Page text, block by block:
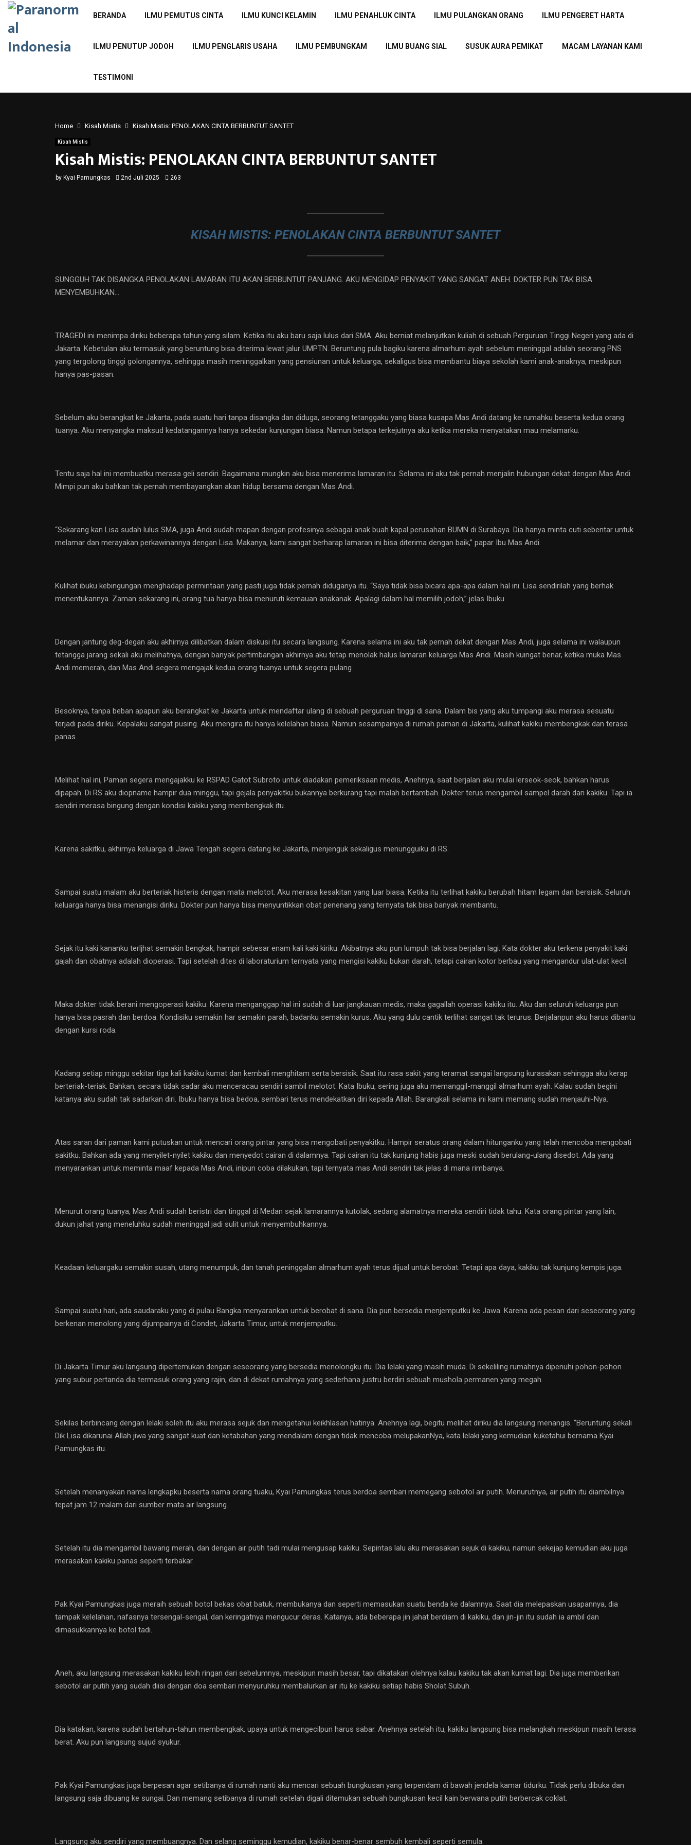
BERANDA ILMU PEMUTUS CINTA ILMU KUNCI KELAMIN ILMU PENAHLUK CINTA ILMU PULANGKAN ORANG ILMU PENGERET HARTA
ILMU PENUTUP JODOH ILMU PENGLARIS USAHA ILMU PEMBUNGKAM ILMU BUANG SIAL SUSUK AURA PEMIKAT MACAM LAYANAN KAMI
TESTIMONI
Home Kisah Mistis Kisah Mistis: PENOLAKAN CINTA BERBUNTUT SANTET
Kisah Mistis
Kisah Mistis: PENOLAKAN CINTA BERBUNTUT SANTET
by Kyai Pamungkas 2nd Juli 2025 263
KISAH MISTIS: PENOLAKAN CINTA BERBUNTUT SANTET
SUNGGUH TAK DISANGKA PENOLAKAN LAMARAN ITU AKAN BERBUNTUT PANJANG. AKU MENGIDAP PENYAKIT YANG SANGAT ANEH. DOKTER PUN TAK BISA
MENYEMBUHKAN…
TRAGEDI ini menimpa diriku beberapa tahun yang silam. Ketika itu aku baru saja lulus dari SMA. Aku berniat melanjutkan kuliah di sebuah Perguruan Tinggi Negeri yang ada di
Jakarta. Kebetulan aku termasuk yang beruntung bisa diterima lewat jalur UMPTN. Beruntung pula bagiku karena almarhum ayah sebelum meninggal adalah seorang PNS
yang tergolong tinggi golongannya, sehingga masih meninggalkan yang pensiunan untuk keluarga, sekaligus bisa membantu biaya sekolah kami anak-anaknya, meskipun
hanya pas-pasan.
Sebelum aku berangkat ke Jakarta, pada suatu hari tanpa disangka dan diduga, seorang tetanggaku yang biasa kusapa Mas Andi datang ke rumahku beserta kedua orang
tuanya. Aku menyangka maksud kedatangannya hanya sekedar kunjungan biasa. Namun betapa terkejutnya aku ketika mereka menyatakan mau melamarku.
Tentu saja hal ini membuatku merasa geli sendiri. Bagaimana mungkin aku bisa menerima lamaran itu. Selama ini aku tak pernah menjalin hubungan dekat dengan Mas Andi.
Mimpi pun aku bahkan tak pernah membayangkan akan hidup bersama dengan Mas Andi.
“Sekarang kan Lisa sudah lulus SMA, juga Andi sudah mapan dengan profesinya sebagai anak buah kapal perusahan BUMN di Surabaya. Dia hanya minta cuti sebentar untuk
melamar dan merayakan perkawinannya dengan Lisa. Makanya, kami sangat berharap lamaran ini bisa diterima dengan baik,” papar Ibu Mas Andi.
Kulihat ibuku kebingungan menghadapi permintaan yang pasti juga tidak pernah diduganya itu. “Saya tidak bisa bicara apa-apa dalam hal ini. Lisa sendirilah yang berhak
menentukannya. Zaman sekarang ini, orang tua hanya bisa menuruti kemauan anakanak. Apalagi dalam hal memilih jodoh,” jelas Ibuku.
Dengan jantung deg-degan aku akhirnya dilibatkan dalam diskusi itu secara langsung. Karena selama ini aku tak pernah dekat dengan Mas Andi, juga selama ini walaupun
tetangga jarang sekali aku melihatnya, dengan banyak pertimbangan akhirnya aku tetap menolak halus lamaran keluarga Mas Andi. Masih kuingat benar, ketika muka Mas
Andi memerah, dan Mas Andi segera mengajak kedua orang tuanya untuk segera pulang.
Besoknya, tanpa beban apapun aku berangkat ke Jakarta untuk mendaftar ulang di sebuah perguruan tinggi di sana. Dalam bis yang aku tumpangi aku merasa sesuatu
terjadi pada diriku. Kepalaku sangat pusing. Aku mengira itu hanya kelelahan biasa. Namun sesampainya di rumah paman di Jakarta, kulihat kakiku membengkak dan terasa
panas.
Melihat hal ini, Paman segera mengajakku ke RSPAD Gatot Subroto untuk diadakan pemeriksaan medis, Anehnya, saat berjalan aku mulai lerseok-seok, bahkan harus
dipapah. Di RS aku diopname hampir dua minggu, tapi gejala penyakitku bukannya berkurang tapi malah bertambah. Dokter terus mengambil sampel darah dari kakiku. Tapi ia
sendiri merasa bingung dengan kondisi kakiku yang membengkak itu.
Karena sakitku, akhirnya keluarga di Jawa Tengah segera datang ke Jakarta, menjenguk sekaligus menungguiku di RS.
Sampai suatu malam aku berteriak histeris dengan mata melotot. Aku merasa kesakitan yang luar biasa. Ketika itu terlihat kakiku berubah hitam legam dan bersisik. Seluruh
keluarga hanya bisa menangisi diriku. Dokter pun hanya bisa menyuntikkan obat penenang yang ternyata tak bisa banyak membantu.
Sejak itu kaki kananku terljhat semakin bengkak, hampir sebesar enam kali kaki kiriku. Akibatnya aku pun lumpuh tak bisa berjalan lagi. Kata dokter aku terkena penyakit kaki
gajah dan obatnya adalah dioperasi. Tapi setelah dites di laboraturium ternyata yang mengisi kakiku bukan darah, tetapi cairan kotor berbau yang mengandur ulat-ulat kecil.
Maka dokter tidak berani mengoperasi kakiku. Karena menganggap hal ini sudah di luar jangkauan medis, maka gagallah operasi kakiku itu. Aku dan seluruh keluarga pun
hanya bisa pasrah dan berdoa. Kondisiku semakin har semakin parah, badanku semakin kurus. Aku yang dulu cantik terlihat sangat tak terurus. Berjalanpun aku harus dibantu
dengan kursi roda.
Kadang setiap minggu sekitar tiga kali kakiku kumat dan kembali menghitam serta bersisik. Saat itu rasa sakit yang teramat sangai langsung kurasakan sehingga aku kerap
berteriak-teriak. Bahkan, secara tidak sadar aku menceracau sendiri sambil melotot. Kata Ibuku, sering juga aku memanggil-manggil almarhum ayah. Kalau sudah begini
katanya aku sudah tak sadarkan diri. Ibuku hanya bisa bedoa, sembari terus mendekatkan diri kepada Allah. Barangkali selama ini kami memang sudah menjauhi-Nya.
Atas saran dari paman kami putuskan untuk mencari orang pintar yang bisa mengobati penyakitku. Hampir seratus orang dalam hitunganku yang telah mencoba mengobati
sakitku. Bahkan ada yang menyilet-nyilet kakiku dan menyedot cairan di dalamnya. Tapi cairan itu tak kunjung habis juga meski sudah berulang-ulang disedot. Ada yang
menyarankan untuk meminta maaf kepada Mas Andi, inipun coba dilakukan, tapi ternyata mas Andi sendiri tak jelas di mana rimbanya.
Menurut orang tuanya, Mas Andi sudah beristri dan tinggal di Medan sejak lamarannya kutolak, sedang alamatnya mereka sendiri tidak tahu. Kata orang pintar yang lain,
dukun jahat yang meneluhku sudah meninggal jadi sulit untuk menyembuhkannya.
Keadaan keluargaku semakin susah, utang menumpuk, dan tanah peninggalan almarhum ayah terus dijual untuk berobat. Tetapi apa daya, kakiku tak kunjung kempis juga.
Sampai suatu hari, ada saudaraku yang di pulau Bangka menyarankan untuk berobat di sana. Dia pun bersedia menjemputku ke Jawa. Karena ada pesan dari seseorang yang
berkenan menolong yang dijumpainya di Condet, Jakarta Timur, untuk menjemputku.
Di Jakarta Timur aku langsung dipertemukan dengan seseorang yang bersedia menolongku itu. Dia lelaki yang masih muda. Di sekeliling rumahnya dipenuhi pohon-pohon
yang subur pertanda dia termasuk orang yang rajin, dan di dekat rumahnya yang sederhana justru berdiri sebuah mushola permanen yang megah.
Sekilas berbincang dengan lelaki soleh itu aku merasa sejuk dan mengetahui keikhlasan hatinya. Anehnya lagi, begitu melihat diriku dia langsung menangis. “Beruntung sekali
Dik Lisa dikarunai Allah jiwa yang sangat kuat dan ketabahan yang mendalam dengan tidak mencoba melupakanNya, kata lelaki yang kemudian kuketahui bernama Kyai
Pamungkas itu.
Setelah menanyakan nama lengkapku beserta nama orang tuaku, Kyai Pamungkas terus berdoa sembari memegang sebotol air putih. Menurutnya, air putih itu diambilnya
tepat jam 12 malam dari sumber mata air langsung.
Setelah itu dia mengambil bawang merah, dan dengan air putih tadi mulai mengusap kakiku. Sepintas lalu aku merasakan sejuk di kakiku, namun sekejap kemudian aku juga
merasakan kakiku panas seperti terbakar.
Pak Kyai Pamungkas juga meraih sebuah botol bekas obat batuk, membukanya dan seperti memasukan suatu benda ke dalamnya. Saat dia melepaskan usapannya, dia
tampak kelelahan, nafasnya tersengal-sengal, dan keringatnya mengucur deras. Katanya, ada beberapa jin jahat berdiam di kakiku, dan jin-jin itu sudah ia ambil dan
dimasukkannya ke botol tadi.
Aneh, aku langsung merasakan kakiku lebih ringan dari sebelumnya, meskipun masih besar, tapi dikatakan olehnya kalau kakiku tak akan kumat lagi. Dia juga memberikan
sebotol air putih yang sudah diisi dengan doa sembari menyuruhku membalurkan air itu ke kakiku setiap habis Sholat Subuh.
Dia katakan, karena sudah bertahun-tahun membengkak, upaya untuk mengecilpun harus sabar. Anehnya setelah itu, kakiku langsung bisa melangkah meskipun masih terasa
berat. Aku pun langsung sujud syukur.
Pak Kyai Pamungkas juga berpesan agar setibanya di rumah nanti aku mencari sebuah bungkusan yang terpendam di bawah jendela kamar tidurku. Tidak perlu dibuka dan
langsung saja dibuang ke sungai. Dan memang setibanya di rumah setelah digali ditemukan sebuah bungkusan kecil kain berwana putih berbercak coklat.
Langsung aku sendiri yang membuangnya. Dan selang seminggu kemudian, kakiku benar-benar sembuh kembali seperti semula.